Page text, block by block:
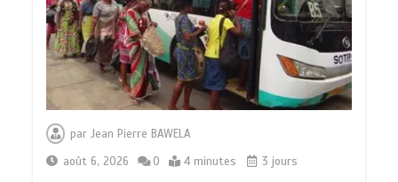
parJean Pierre BAWELA
août 6, 2026
0 4 minutes 3 jours